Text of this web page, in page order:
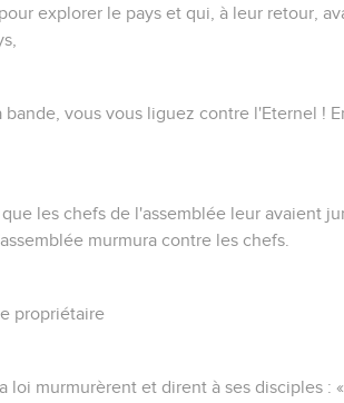
explorer le pays et qui, à leur retour,
vous vous liguez contre l'Eternel !
que les chefs de l'assemblée leur avaient
murmura contre les chefs.
propriétaire
loi murmurèrent et dirent à ses disciples :